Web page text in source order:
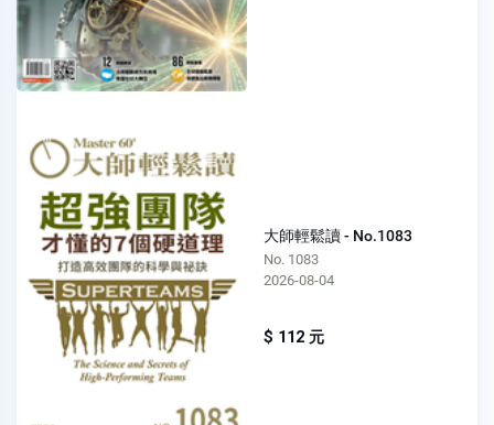
大師輕鬆讀 - No.1083
No. 1083
2026-08-04
$ 112 元